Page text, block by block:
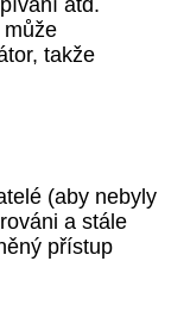
atd.
takže
(aby nebyly
a stále
přístup